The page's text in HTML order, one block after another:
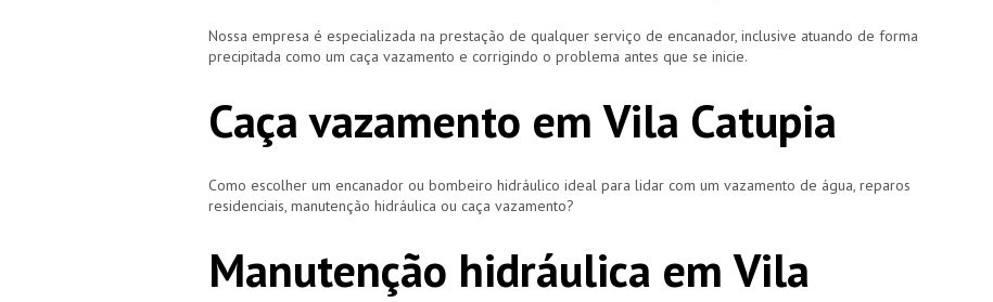
Nossa empresa é especializada na prestação de qualquer serviço de encanador, inclusive atuando de forma
precipitada como um caça vazamento e corrigindo o problema antes que se inicie.
Caça vazamento em Vila Catupia
Como escolher um encanador ou bombeiro hidráulico ideal para lidar com um vazamento de água, reparos
residenciais, manutenção hidráulica ou caça vazamento?
Manutenção hidráulica em Vila